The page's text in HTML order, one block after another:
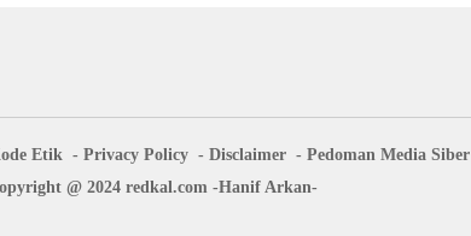
Etik Privacy Policy Disclaimer
Pedoman Media Siber
@ 2024 redkal.com -Hanif Arkan-